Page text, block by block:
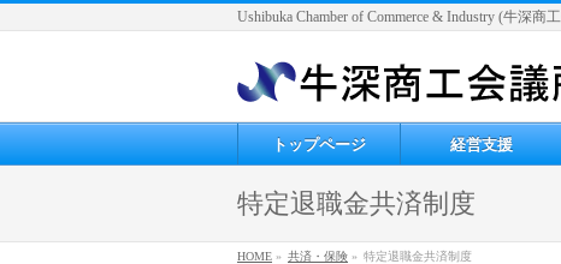
Ushibuka Chamber of Commerce & Industry (牛深商
トップページ 経営支援
特定退職金共済制度
HOME » 共済・保険 » 特定退職金共済制度